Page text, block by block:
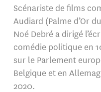
Scénariste de films
Audiard (Palme d’Or
Noé Debré a dirigé
comédie politique en
sur le Parlement
Belgique et en
2020.